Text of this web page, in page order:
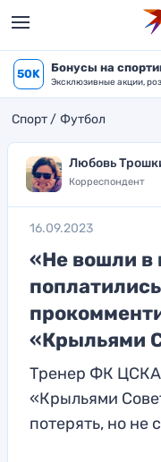
50K Бонусы на
Эксклюзивные акции,
Спорт Футбол
Любовь
Корреспондент
16.09.2023
«Не вошли в
«Крыльями
Тренер ФК ЦСКА
«Крыльями
потерять, но не